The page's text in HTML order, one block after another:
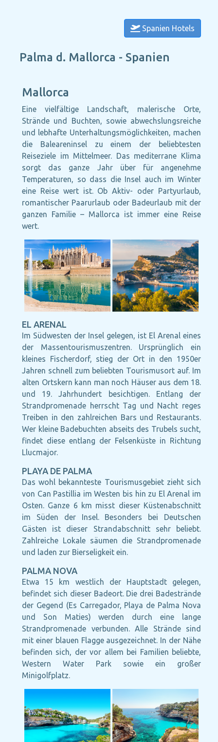
Spanien Hotels
Palma d. Mallorca - Spanien
Mallorca
Eine vielfältige Landschaft, malerische Orte,
Strände und Buchten, sowie abwechslungsreiche
und lebhafte Unterhaltungsmöglichkeiten, machen
die Baleareninsel zu einem der beliebtesten
Reiseziele im Mittelmeer. Das mediterrane Klima
sorgt das ganze Jahr über für angenehme
Temperaturen, so dass die Insel auch im Winter
eine Reise wert ist. Ob Aktiv- oder Partyurlaub,
romantischer Paarurlaub oder Badeurlaub mit der
ganzen Familie – Mallorca ist immer eine Reise
wert.
EL ARENAL
Im Südwesten der Insel gelegen, ist El Arenal eines
der Massentourismuszentren. Ursprünglich ein
kleines Fischerdorf, stieg der Ort in den 1950er
Jahren schnell zum beliebten Tourismusort auf. Im
alten Ortskern kann man noch Häuser aus dem 18.
und 19. Jahrhundert besichtigen. Entlang der
Strandpromenade herrscht Tag und Nacht reges
Treiben in den zahlreichen Bars und Restaurants.
Wer kleine Badebuchten abseits des Trubels sucht,
findet diese entlang der Felsenküste in Richtung
Llucmajor.
PLAYA DE PALMA
Das wohl bekannteste Tourismusgebiet zieht sich
von Can Pastillia im Westen bis hin zu El Arenal im
Osten. Ganze 6 km misst dieser Küstenabschnitt
im Süden der Insel. Besonders bei Deutschen
Gästen ist dieser Strandabschnitt sehr beliebt.
Zahlreiche Lokale säumen die Strandpromenade
und laden zur Bierseligkeit ein.
PALMA NOVA
Etwa 15 km westlich der Hauptstadt gelegen,
befindet sich dieser Badeort. Die drei Badestrände
der Gegend (Es Carregador, Playa de Palma Nova
und Son Maties) werden durch eine lange
Strandpromenade verbunden. Alle Strände sind
mit einer blauen Flagge ausgezeichnet. In der Nähe
befinden sich, der vor allem bei Familien beliebte,
Western Water Park sowie ein großer
Minigolfplatz.